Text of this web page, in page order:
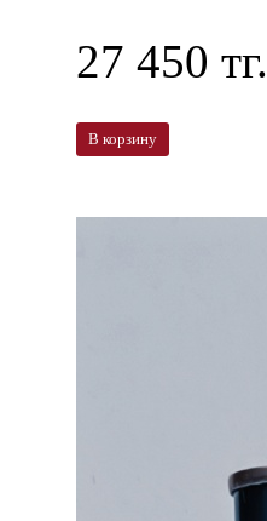
27 450 тг.
В корзину